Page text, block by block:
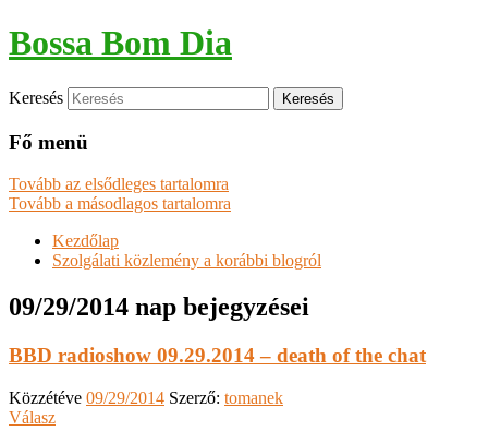
Bossa Bom Dia
Keresés
Fő menü
Tovább az elsődleges tartalomra
Tovább a másodlagos tartalomra
Kezdőlap
Szolgálati közlemény a korábbi blogról
09/29/2014 nap bejegyzései
BBD radioshow 09.29.2014 – death of the chat
Közzétéve 09/29/2014 Szerző: tomanek
Válasz